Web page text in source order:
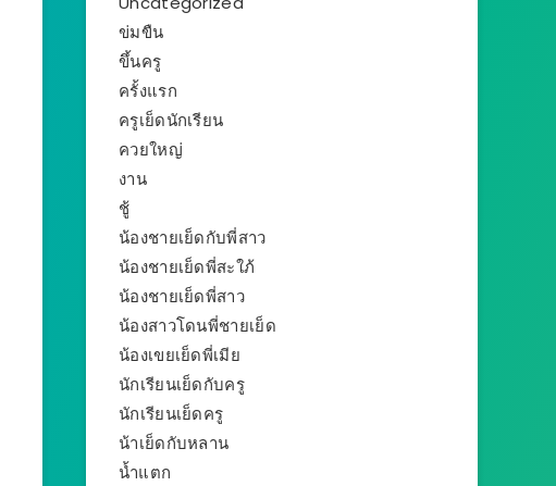
ข่มขืน
ขึ้นครู
ครั้งแรก
ครูเย็ดนักเรียน
ควยใหญ่
งาน
ชู้
น้องชายเย็ดกับพี่สาว
น้องชายเย็ดพี่สะใภ้
น้องชายเย็ดพี่สาว
น้องสาวโดนพี่ชายเย็ด
น้องเขยเย็ดพี่เมีย
นักเรียนเย็ดกับครู
นักเรียนเย็ดครู
น้าเย็ดกับหลาน
น้ำแตก